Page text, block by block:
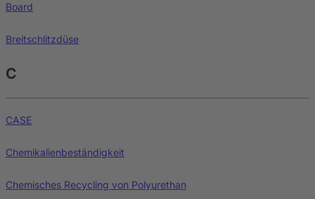
Board
Breitschlitzdüse
C
CASE
Chemikalienbeständigkeit
Chemisches Recycling von Polyurethan